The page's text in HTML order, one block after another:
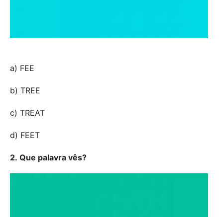
a) FEE
b) TREE
c) TREAT
d) FEET
2. Que palavra vês?